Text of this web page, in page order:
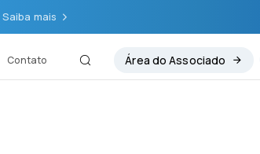
Saiba mais
Contato Área do Associado